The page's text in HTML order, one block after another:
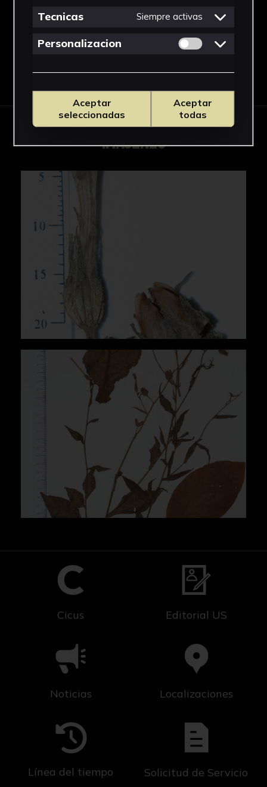
Descargar Ficha
IMÁGENES
Cicus Editorial US
Noticias Localizaciones
Línea del tiempo Solicitud de Servicio
Tecnicas Siempre activas
Personalizacion Permitir cookies
Aceptar
seleccionadas
Aceptar
todas